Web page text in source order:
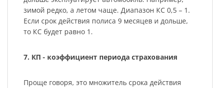
зимой редко, а летом чаще. Диапазон КС 0,5 – 1.
Если срок действия полиса 9 месяцев и дольше,
то КС будет равно 1.
7. КП - коэффициент периода страхования
Проще говоря, это множитель срока действия